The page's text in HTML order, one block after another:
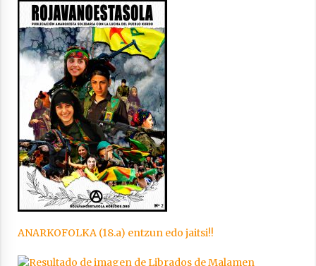
Arrosaren laburpen bideoa Hamaika
Telebistaren eskutik
2021/06/30
ANARKOFOLKA (18.a) entzun edo jaitsi!!